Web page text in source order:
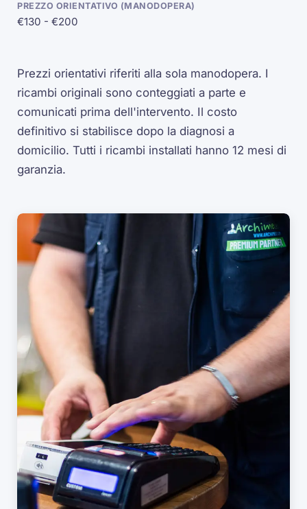
€130 - €200
Prezzi orientativi riferiti alla sola manodopera. I
ricambi originali sono conteggiati a parte e
comunicati prima dell'intervento. Il costo
definitivo si stabilisce dopo la diagnosi a
domicilio. Tutti i ricambi installati hanno 12 mesi di
garanzia.